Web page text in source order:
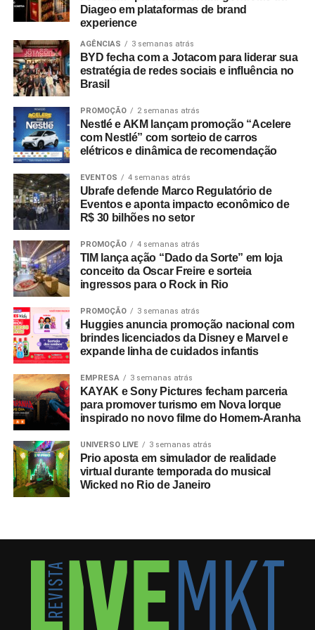
A CASA&VIDEO adotou o mote “Presentes e ofertas para
todos os tipos de pai”, focando no perfil multifacetado do
consumidor moderno e destacando seu sortimento de
utilidades, tecnologia e itens para o lar. Já a Le biscuit
apresentou a assinatura “Tudo pro seu pai que faz parte
de tudo”, enfatizando a participação dos pais na rotina
doméstica com produtos voltados à praticidade.
“O Dia dos Pais é uma data importante para o varejo
porque desperta um consumo movido pelo afeto e pela
identificação. Nossa prioridade foi criar campanhas que
tornassem essa jornada de compra mais simples e
inspiradora”, explica Laura Autran, Gerente Geral de
Marketingda CVLB. Marcelo Conduru,
Next, complementa ressaltando que as ações respeitam a
identidade visual e o público de cada uma das bandeiras
no ponto de venda e nos meios digitais.
calma é uma coisa… mas ficar sem Vivo Fibra, isso nem
na novela”, conectando a narrativa da ficção com a oferta
de serviços de banda larga da operadora.
Diageo em plataformas de brand
experience
AGÊNCIAS 3 semanas atrás
BYD fecha com a Jotacom para liderar sua
estratégia de redes sociais e influência no
Brasil
PROMOÇÃO 2 semanas atrás
Nestlé e AKM lançam promoção “Acelere
com Nestlé” com sorteio de carros
elétricos e dinâmica de recomendação
EVENTOS 4 semanas atrás
Ubrafe defende Marco Regulatório de
Eventos e aponta impacto econômico de
R$ 30 bilhões no setor
PROMOÇÃO 4 semanas atrás
TIM lança ação “Dado da Sorte” em loja
conceito da Oscar Freire e sorteia
ingressos para o Rock in Rio
PROMOÇÃO 3 semanas atrás
Huggies anuncia promoção nacional com
brindes licenciados da Disney e Marvel e
expande linha de cuidados infantis
EMPRESA 3 semanas atrás
KAYAK e Sony Pictures fecham parceria
para promover turismo em Nova Iorque
inspirado no novo filme do Homem-Aranha
UNIVERSO LIVE 3 semanas atrás
Prio aposta em simulador de realidade
virtual durante temporada do musical
Wicked no Rio de Janeiro